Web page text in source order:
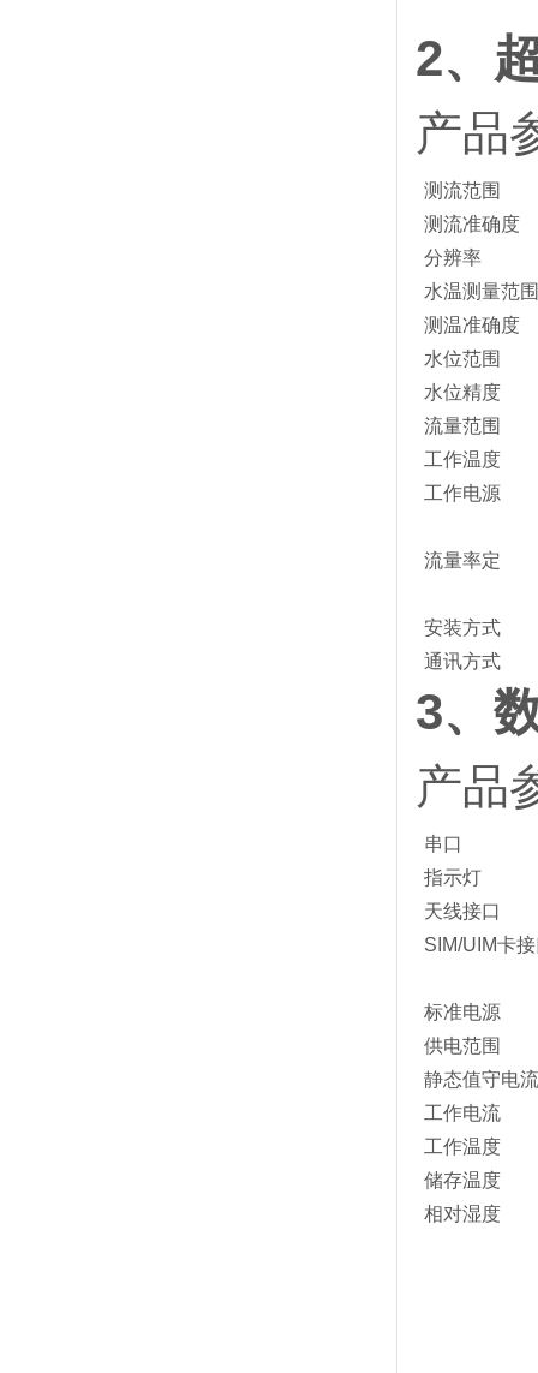
2、
产品
测流范围
测流准确度
分辨率
水温测量范围
测温准确度
水位范围
水位精度
流量范围
工作温度
工作电源
流量率定
安装方式
通讯方式
3、
产品
串口
指示灯
天线接口
SIM/UIM卡
标准电源
供电范围
静态值守电流
工作电流
工作温度
储存温度
相对湿度